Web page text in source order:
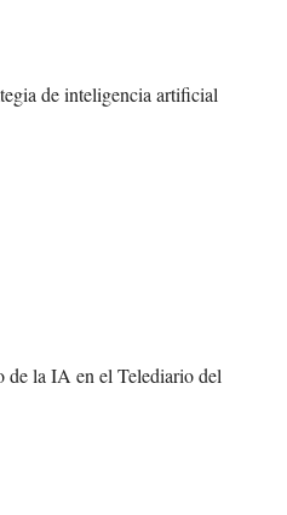
de inteligencia artificial
de la IA en el Telediario del